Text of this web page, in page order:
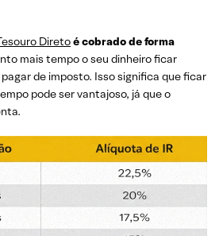
Diretoé cobrado de forma
mais tempo o seu dinheiro ficar
de imposto. Isso significa que ficar
pode ser vantajoso, já que o